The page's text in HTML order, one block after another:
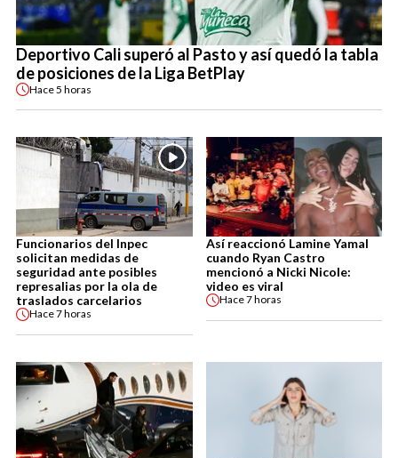
Deportivo Cali superó al Pasto y así quedó la tabla
de posiciones de la Liga BetPlay
Hace5 horas
Funcionarios del Inpec
solicitan medidas de
seguridad ante posibles
represalias por la ola de
traslados carcelarios
Hace7 horas
Así reaccionó Lamine Yamal
cuando Ryan Castro
mencionó a Nicki Nicole:
video es viral
Hace7 horas